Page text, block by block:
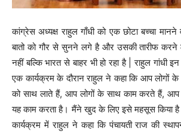
कांग्रेस अध्यक्ष राहुल गाँधी को एक छोटा बच्चा
बातो को गौर से सुनने लगे है और उसकी तारीफ
नहीं बल्कि भारत से बाहर भी हो रहा है | राहुल गांधी
एक कार्यक्रम के दौरान राहुल ने कहा कि आप लोगों
को साथ लाते हैं, आप लोगों के साथ काम करते हैं, आप
यह काम करता है। मैंने खुद के लिए इसे महसूस किया
कार्यक्रम में राहुल ने कहा कि पंचायती राज की